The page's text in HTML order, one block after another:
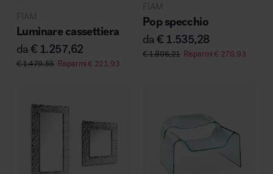
FIAM
Luminare cassettiera
da€ 1.257,62
€1.479,55 Risparmi€221,93
FIAM
Pop specchio
da€ 1.535,28
€1.806,21 Risparmi€ 270,93